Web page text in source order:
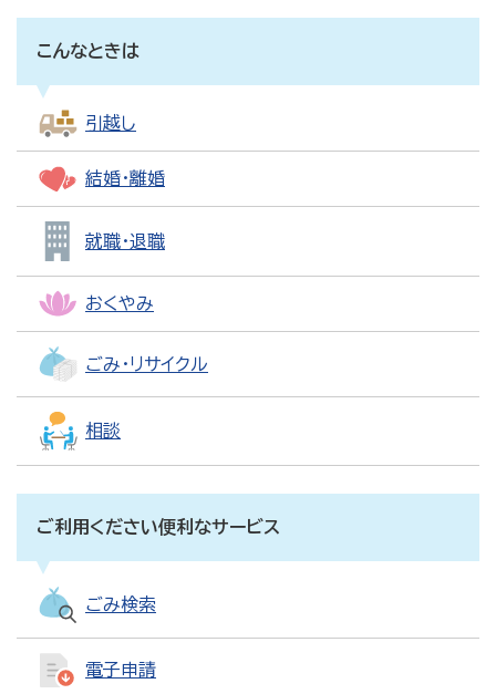
こんなときは
引越し
結婚・離婚
就職・退職
おくやみ
ごみ・リサイクル
相談
ご利用ください便利なサービス
ごみ検索
電子申請